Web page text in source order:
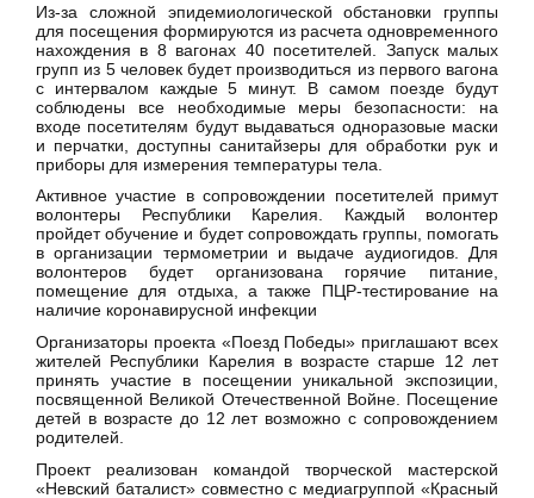
Из-за сложной эпидемиологической обстановки группы
для посещения формируются из расчета одновременного
нахождения в 8 вагонах 40 посетителей. Запуск малых
групп из 5 человек будет производиться из первого вагона
с интервалом каждые 5 минут. В самом поезде будут
соблюдены все необходимые меры безопасности: на
входе посетителям будут выдаваться одноразовые маски
и перчатки, доступны санитайзеры для обработки рук и
приборы для измерения температуры тела.
Активное участие в сопровождении посетителей примут
волонтеры Республики Карелия. Каждый волонтер
пройдет обучение и будет сопровождать группы, помогать
в организации термометрии и выдаче аудиогидов. Для
волонтеров будет организована горячие питание,
помещение для отдыха, а также ПЦР-тестирование на
наличие коронавирусной инфекции
Организаторы проекта «Поезд Победы» приглашают всех
жителей Республики Карелия в возрасте старше 12 лет
принять участие в посещении уникальной экспозиции,
посвященной Великой Отечественной Войне. Посещение
детей в возрасте до 12 лет возможно с сопровождением
родителей.
Проект реализован командой творческой мастерской
«Невский баталист» совместно с медиагруппой «Красный